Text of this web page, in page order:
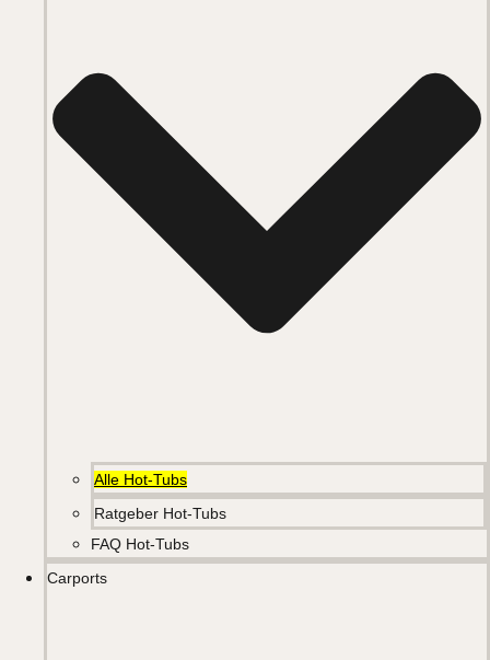
Alle Hot-Tubs
Ratgeber Hot-Tubs
FAQ Hot-Tubs
Carports